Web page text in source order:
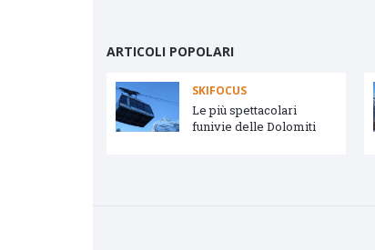
ARTICOLI POPOLARI
SKIFOCUS
Le più spettacolari
funivie delle Dolomiti